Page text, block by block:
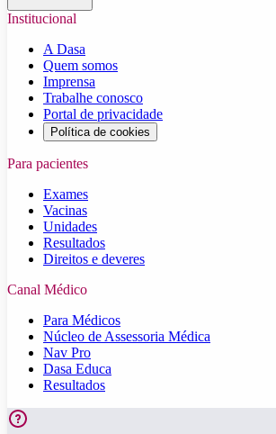
Institucional
A Dasa
Quem somos
Imprensa
Trabalhe conosco
Portal de privacidade
Política de cookies
Para pacientes
Exames
Vacinas
Unidades
Resultados
Direitos e deveres
Canal Médico
Para Médicos
Núcleo de Assessoria Médica
Nav Pro
Dasa Educa
Resultados